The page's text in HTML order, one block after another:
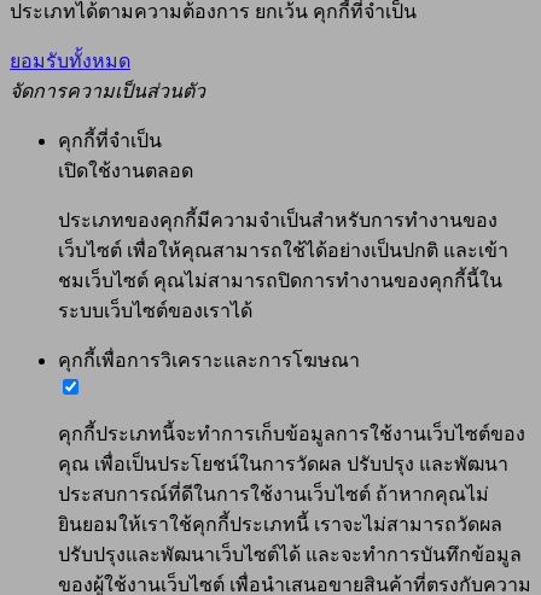
ประเภทได้ตามความต้องการ ยกเว้น คุกกี้ที่จำเป็น
ยอมรับทั้งหมด
จัดการความเป็นส่วนตัว
คุกกี้ที่จำเป็น
เปิดใช้งานตลอด
ประเภทของคุกกี้มีความจำเป็นสำหรับการทำงานของ
เว็บไซต์ เพื่อให้คุณสามารถใช้ได้อย่างเป็นปกติ และเข้า
ชมเว็บไซต์ คุณไม่สามารถปิดการทำงานของคุกกี้นี้ใน
ระบบเว็บไซต์ของเราได้
คุกกี้เพื่อการวิเคราะและการโฆษณา
คุกกี้ประเภทนี้จะทำการเก็บข้อมูลการใช้งานเว็บไซต์ของ
คุณ เพื่อเป็นประโยชน์ในการวัดผล ปรับปรุง และพัฒนา
ประสบการณ์ที่ดีในการใช้งานเว็บไซต์ ถ้าหากคุณไม่
ยินยอมให้เราใช้คุกกี้ประเภทนี้ เราจะไม่สามารถวัดผล
ปรับปรุงและพัฒนาเว็บไซต์ได้ และจะทำการบันทึกข้อมูล
ของผู้ใช้งานเว็บไซต์ เพื่อนำเสนอขายสินค้าที่ตรงกับความ